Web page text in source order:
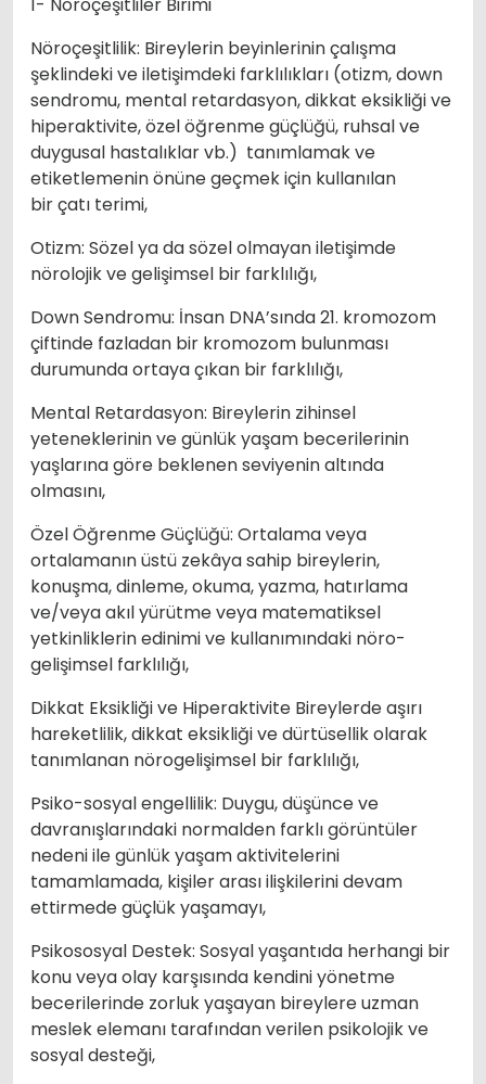
Nöroçeşitlilik: Bireylerin beyinlerinin çalışma
şeklindeki ve iletişimdeki farklılıkları (otizm, down
sendromu, mental retardasyon, dikkat eksikliği ve
hiperaktivite, özel öğrenme güçlüğü, ruhsal ve
duygusal hastalıklar vb.) tanımlamak ve
etiketlemenin önüne geçmek için kullanılan
bir çatı terimi,
Otizm: Sözel ya da sözel olmayan iletişimde
nörolojik ve gelişimsel bir farklılığı,
Down Sendromu: İnsan DNA’sında 21. kromozom
çiftinde fazladan bir kromozom bulunması
durumunda ortaya çıkan bir farklılığı,
Mental Retardasyon: Bireylerin zihinsel
yeteneklerinin ve günlük yaşam becerilerinin
yaşlarına göre beklenen seviyenin altında
olmasını,
Özel Öğrenme Güçlüğü: Ortalama veya
ortalamanın üstü zekâya sahip bireylerin,
konuşma, dinleme, okuma, yazma, hatırlama
ve/veya akıl yürütme veya matematiksel
yetkinliklerin edinimi ve kullanımındaki nöro-
gelişimsel farklılığı,
Dikkat Eksikliği ve Hiperaktivite Bireylerde aşırı
hareketlilik, dikkat eksikliği ve dürtüsellik olarak
tanımlanan nörogelişimsel bir farklılığı,
Psiko-sosyal engellilik: Duygu, düşünce ve
davranışlarındaki normalden farklı görüntüler
nedeni ile günlük yaşam aktivitelerini
tamamlamada, kişiler arası ilişkilerini devam
ettirmede güçlük yaşamayı,
Psikososyal Destek: Sosyal yaşantıda herhangi bir
konu veya olay karşısında kendini yönetme
becerilerinde zorluk yaşayan bireylere uzman
meslek elemanı tarafından verilen psikolojik ve
sosyal desteği,